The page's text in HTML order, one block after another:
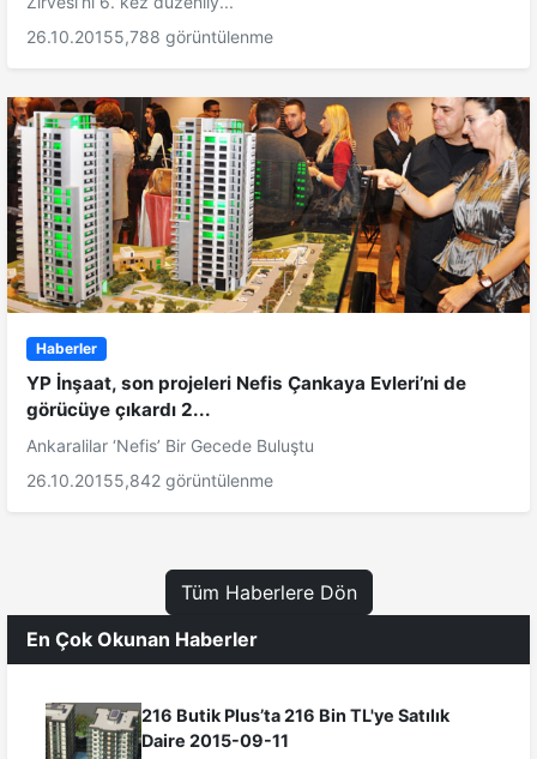
26.10.20155,788 görüntülenme
Haberler
YP İnşaat, son projeleri Nefis Çankaya Evleri’ni de
görücüye çıkardı 2...
Ankaralilar ‘Nefis’ Bir Gecede Buluştu
26.10.20155,842 görüntülenme
Tüm Haberlere Dön
En Çok Okunan Haberler
216 Butik Plus’ta 216 Bin TL'ye Satılık
Daire 2015-09-11